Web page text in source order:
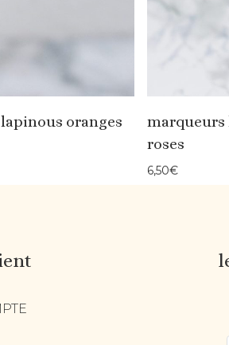
oranges
marqueurs
roses
6,50€